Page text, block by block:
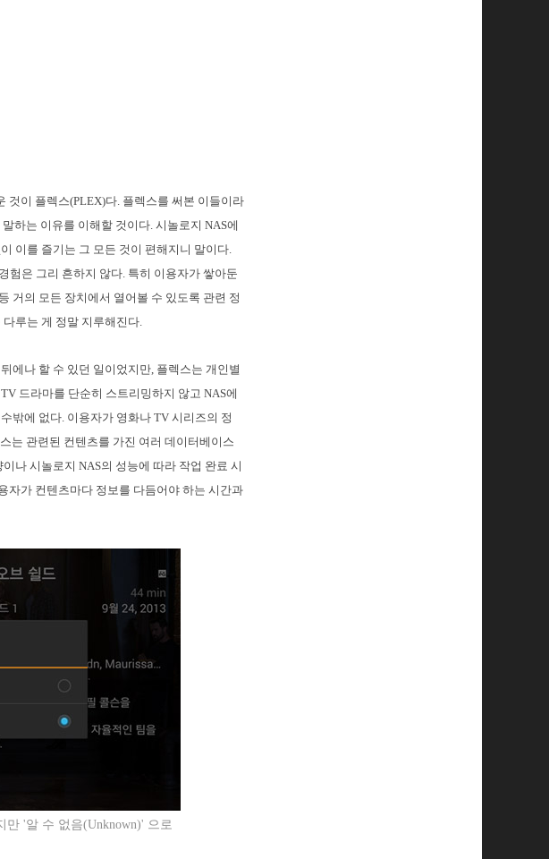
것이 플렉스(PLEX)다. 플렉스를 써본 이들이라
하는 이유를 이해할 것이다. 시놀로지 NAS에
이를 즐기는 그 모든 것이 편해지니 말이다.
험은 그리 흔하지 않다. 특히 이용자가 쌓아둔
거의 모든 장치에서 열어볼 수 있도록 관련 정
루는 게 정말 지루해진다.
에나 할 수 있던 일이었지만, 플렉스는 개인별
드라마를 단순히 스트리밍하지 않고 NAS에
밖에 없다. 이용자가 영화나 TV 시리즈의 정
는 관련된 컨텐츠를 가진 여러 데이터베이스
나 시놀로지 NAS의 성능에 따라 작업 완료 시
자가 컨텐츠마다 정보를 다듬어야 하는 시간과
'알 수 없음(Unknown)' 으로